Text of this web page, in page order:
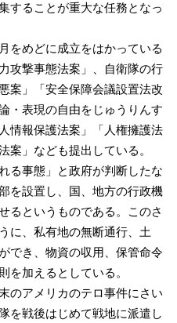
することが重大な任務となっ
をめどに成立をはかっている
攻撃事態法案」、自衛隊の行
案」「安全保障会議設置法改
・表現の自由をじゅうりんす
情報保護法案」「人権擁護法
案」なども提出している。
る事態」と政府が判断したな
を設置し、国、地方の行政機
るというものである。このさ
に、私有地の無断通行、土
でき、物資の収用、保管命令
を加えるとしている。
のアメリカのテロ事件にさい
を戦後はじめて戦地に派遣し